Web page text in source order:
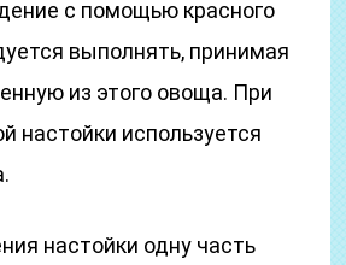
с помощью красного
выполнять, принимая
из этого овоща. При
настойки используется
настойки одну часть